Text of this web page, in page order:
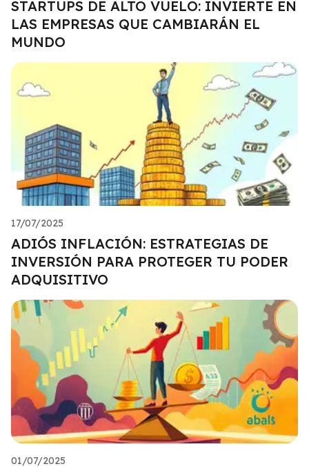
STARTUPS DE ALTO VUELO: INVIERTE EN
LAS EMPRESAS QUE CAMBIARÁN EL
MUNDO
17/07/2025
ADIÓS INFLACIÓN: ESTRATEGIAS DE
INVERSIÓN PARA PROTEGER TU PODER
ADQUISITIVO
01/07/2025